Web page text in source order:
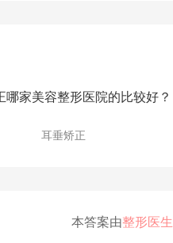
家美容整形医院的比较好？
耳垂矫正
本答案由整形医生